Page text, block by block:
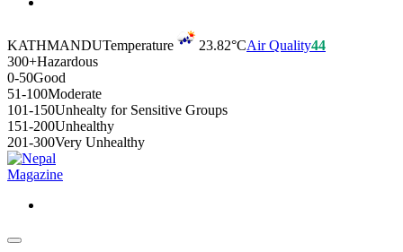
KATHMANDUTemperature 23.82°CAir Quality44
300+Hazardous
0-50Good
51-100Moderate
101-150Unhealty for Sensitive Groups
151-200Unhealthy
201-300Very Unhealthy